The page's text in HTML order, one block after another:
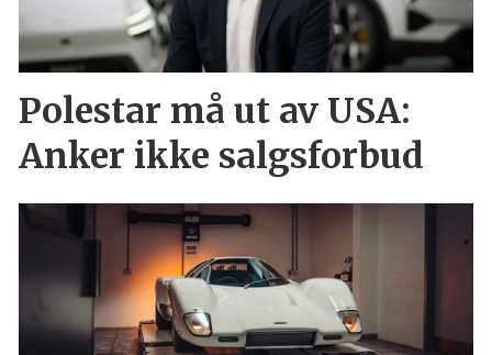
Polestar må ut av USA:
Anker ikke salgsforbud